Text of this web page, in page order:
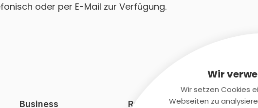
oder per E-Mail zur Verfügung.
Business Rechtliches
Wir
Wir setzen Cookies
Webseiten zu